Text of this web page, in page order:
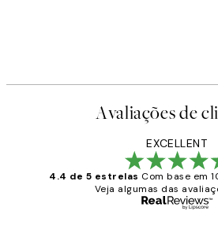
Avaliações de
EXCELLENT
4.4 de 5 estrelas Com base em
Veja algumas das